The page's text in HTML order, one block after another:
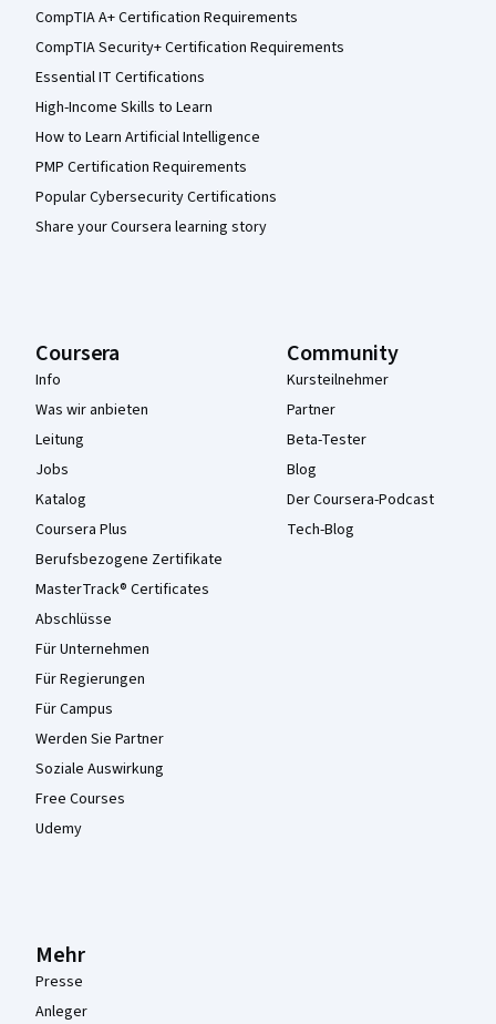
CompTIA A+ Certification Requirements
CompTIA Security+ Certification Requirements
Essential IT Certifications
High-Income Skills to Learn
How to Learn Artificial Intelligence
PMP Certification Requirements
Popular Cybersecurity Certifications
Share your Coursera learning story
Coursera
Info
Was wir anbieten
Leitung
Jobs
Katalog
Coursera Plus
Berufsbezogene Zertifikate
MasterTrack® Certificates
Abschlüsse
Für Unternehmen
Für Regierungen
Für Campus
Werden Sie Partner
Soziale Auswirkung
Free Courses
Udemy
Community
Kursteilnehmer
Partner
Beta-Tester
Blog
Der Coursera-Podcast
Tech-Blog
Mehr
Presse
Anleger